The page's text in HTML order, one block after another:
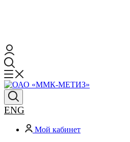
ENG
Мой кабинет